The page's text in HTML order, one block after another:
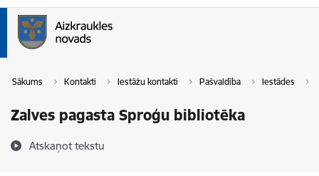
Sākums Kontakti Iestāžu kontakti Pašvaldība Iestādes
Zalves pagasta Sproģu bibliotēka
Atskaņot tekstu